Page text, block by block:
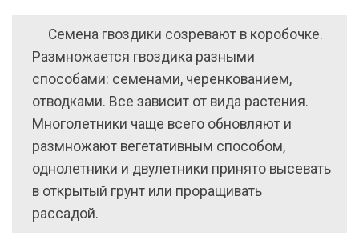
Семена гвоздики созревают в коробочке.
Размножается гвоздика разными
способами: семенами, черенкованием,
отводками. Все зависит от вида растения.
Многолетники чаще всего обновляют и
размножают вегетативным способом,
однолетники и двулетники принято высевать
в открытый грунт или проращивать
рассадой.